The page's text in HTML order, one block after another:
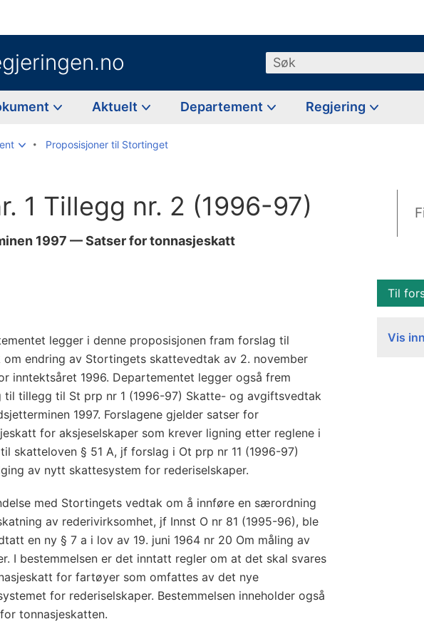
Søk
Aktuelt Departement Regjering
Proposisjoner til Stortinget
1 Tillegg nr. 2 (1996-97)
1997 — Satser for tonnasjeskatt
legger i denne proposisjonen fram forslag til
om endring av Stortingets skattevedtak av 2. november
inntektsåret 1996. Departementet legger også frem
til tillegg til St prp nr 1 (1996-97) Skatte- og avgiftsvedtak
1997. Forslagene gjelder satser for
for aksjeselskaper som krever ligning etter reglene i
skatteloven § 51 A, jf forslag i Ot prp nr 11 (1996-97)
av nytt skattesystem for rederiselskaper.
med Stortingets vedtak om å innføre en særordning
av rederivirksomhet, jf Innst O nr 81 (1995-96), ble
en ny § 7 a i lov av 19. juni 1964 nr 20 Om måling av
I bestemmelsen er det inntatt regler om at det skal svares
for fartøyer som omfattes av det nye
for rederiselskaper. Bestemmelsen inneholder også
tonnasjeskatten.
Til
Vis